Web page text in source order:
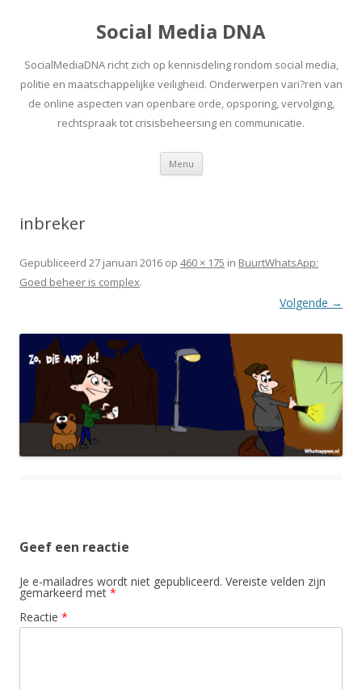
Social Media DNA
SocialMediaDNA richt zich op kennisdeling rondom social media,
politie en maatschappelijke veiligheid. Onderwerpen vari?ren van
de online aspecten van openbare orde, opsporing, vervolging,
rechtspraak tot crisisbeheersing en communicatie.
Menu Spring
inhoud
inbreker
Gepubliceerd 27 januari 2016 op 460 × 175 in BuurtWhatsApp:
Goed beheer is complex.
Volgende →
Geef een reactie
Je e-mailadres wordt niet gepubliceerd. Vereiste velden zijn
gemarkeerd met *
Reactie *